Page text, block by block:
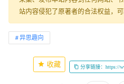
站内容侵犯了原著者的合法权益，可
异思趣向
收藏 分享链接：https://